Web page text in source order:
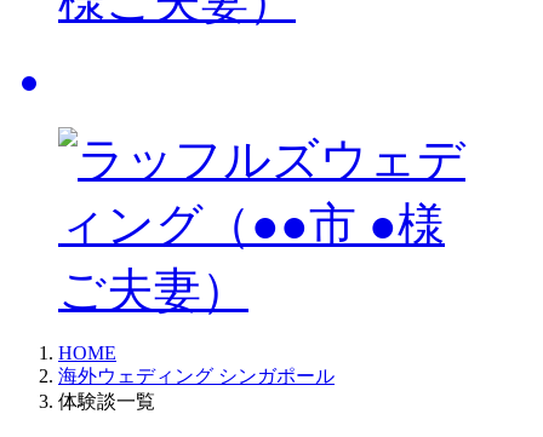
HOME
海外ウェディング シンガポール
体験談一覧